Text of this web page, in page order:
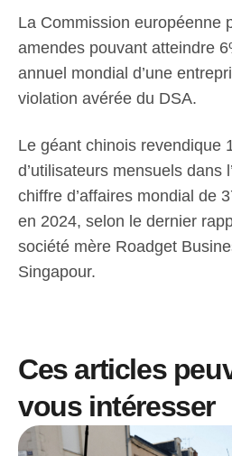
La Commission européenne
amendes pouvant atteindre
annuel mondial d’une
violation avérée du DSA.
Le géant chinois revendique
d’utilisateurs mensuels dans
chiffre d’affaires mondial de
en 2024, selon le dernier
société mère Roadget
Singapour.
Ces articles
vous intéresser